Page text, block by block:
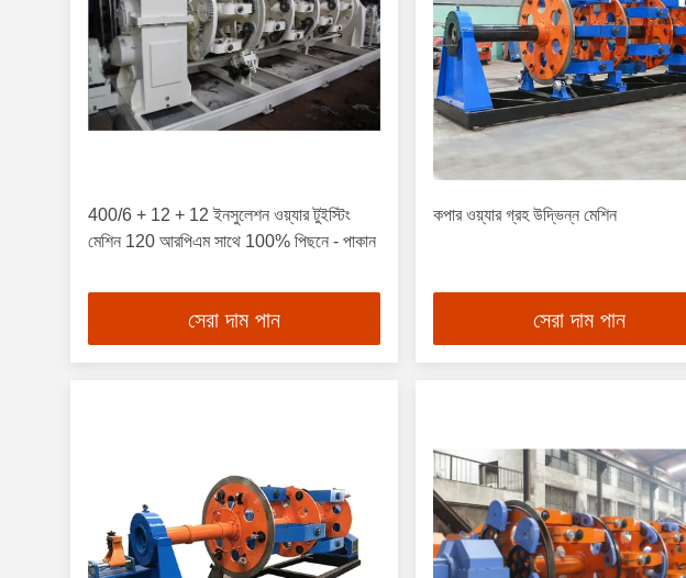
400/6 + 12 + 12 ইনসুলেশন ওয়্যার টুইস্টিং
মেশিন 120 আরপিএম সাথে 100% পিছনে - পাকান
সেরা দাম পান
কপার ওয়্যার গ্রহ উদ্ভিন্ন মেশিন
সেরা দাম পান